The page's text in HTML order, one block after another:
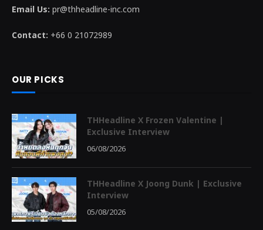
Email Us: pr@thheadline-inc.com
Contact: +66 0 21072989
OUR PICKS
THHeadline X Frozen Valentine |
Exclusive Interview
06/08/2026
THHeadline X Joong Dunk | Exclusive
Interview
05/08/2026